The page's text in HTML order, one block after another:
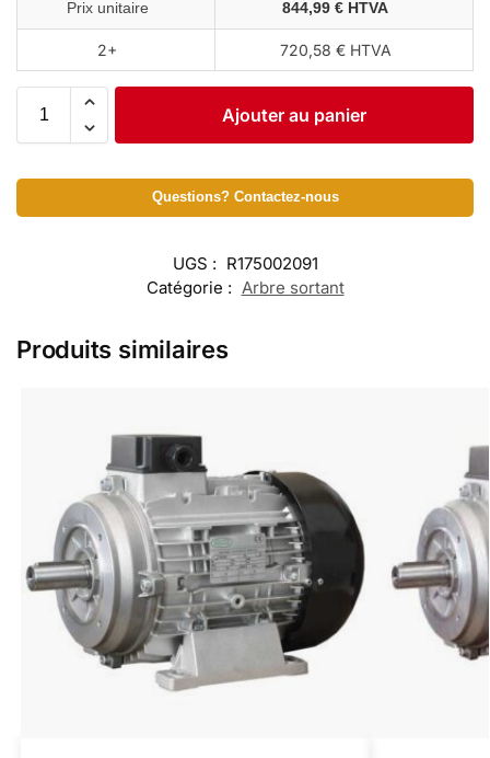
Prix unitaire 844,99 € HTVA
2+ 720,58 € HTVA
Ajouter au panier
Questions? Contactez-nous
UGS : R175002091
Catégorie : Arbre sortant
Produits similaires